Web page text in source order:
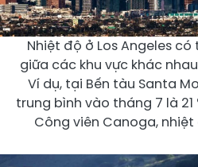
Nhiệt độ ở Los Angeles
giữa các khu vực khác
Ví dụ, tại Bến tàu Santa
trung bình vào tháng 7 là
Công viên Canoga, nhiệt